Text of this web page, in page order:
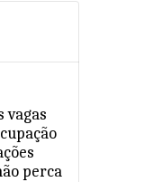
vagas
perca